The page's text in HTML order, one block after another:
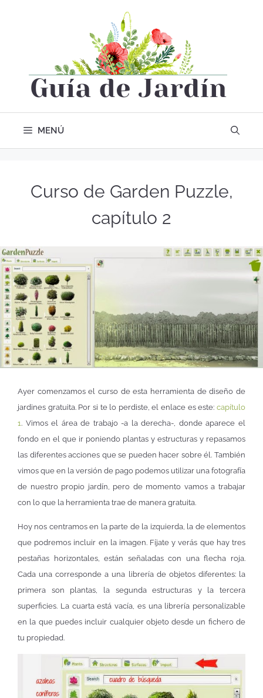
MENÚ
Curso de Garden Puzzle,
capítulo 2
Ayer comenzamos el curso de esta herramienta de diseño de
jardines gratuita. Por si te lo perdiste, el enlace es este: capítulo
1 . Vimos el área de trabajo -a la derecha-, donde aparece el
fondo en el que ir poniendo plantas y estructuras y repasamos
las diferentes acciones que se pueden hacer sobre él. También
vimos que en la versión de pago podemos utilizar una fotografía
de nuestro propio jardín, pero de momento vamos a trabajar
con lo que la herramienta trae de manera gratuita.
Hoy nos centramos en la parte de la izquierda, la de elementos
que podremos incluir en la imagen. Fíjate y verás que hay tres
pestañas horizontales, están señaladas con una flecha roja.
Cada una corresponde a una librería de objetos diferentes: la
primera son plantas, la segunda estructuras y la tercera
superficies. La cuarta está vacía, es una librería personalizable
en la que puedes incluir cualquier objeto desde un fichero de
tu propiedad.